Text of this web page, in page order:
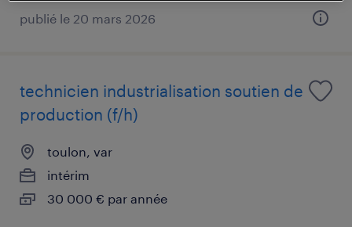
publié le 20 mars 2026
technicien industrialisation soutien de
production (f/h)
toulon, var
intérim
30 000 € par année